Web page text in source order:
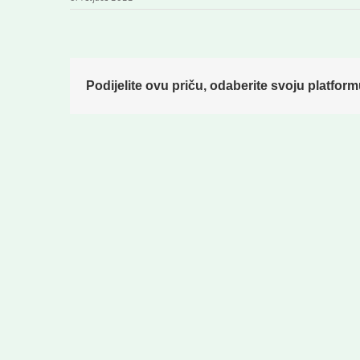
Podijelite ovu priču, odaberite svoju